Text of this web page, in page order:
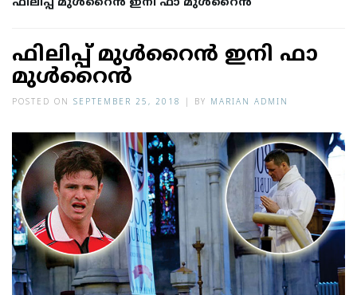
ഫിലിപ്പ് മുള്‍റൈന്‍ ഇനി ഫാ മുള്‍റൈന്‍
ഫിലിപ്പ് മുള്‍റൈന്‍ ഇനി ഫാ
മുള്‍റൈന്‍
POSTED ON SEPTEMBER 25, 2018 BY MARIAN ADMIN